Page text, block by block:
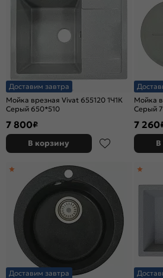
Доставим завтра
Мойка врезная Vivat 655120 1Ч1К
Серый 650*510
7 800₽
В корзину
Мойка
Серый
7 260
В
Доставим завтра